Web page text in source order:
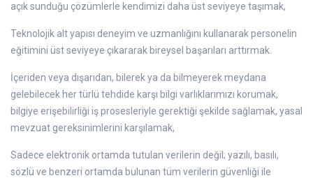
açık sunduğu çözümlerle kendimizi daha üst seviyeye taşımak,
Teknolojik alt yapısı deneyim ve uzmanlığını kullanarak personelin
eğitimini üst seviyeye çıkararak bireysel başarıları arttırmak.
İçeriden veya dışarıdan, bilerek ya da bilmeyerek meydana
gelebilecek her türlü tehdide karşı bilgi varlıklarımızı korumak,
bilgiye erişebilirliği iş prosesleriyle gerektiği şekilde sağlamak, yasal
mevzuat gereksinimlerini karşılamak,
Sadece elektronik ortamda tutulan verilerin değil; yazılı, basılı,
sözlü ve benzeri ortamda bulunan tüm verilerin güvenliği ile